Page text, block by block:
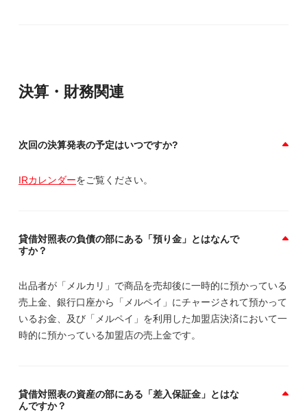
決算・財務関連
次回の決算発表の予定はいつですか?
IRカレンダーをご覧ください。
貸借対照表の負債の部にある「預り金」とはなんで
すか？
出品者が「メルカリ」で商品を売却後に一時的に預かっている
売上金、銀行口座から「メルペイ」にチャージされて預かって
いるお金、及び「メルペイ」を利用した加盟店決済において一
時的に預かっている加盟店の売上金です。
貸借対照表の資産の部にある「差入保証金」とはな
んですか？